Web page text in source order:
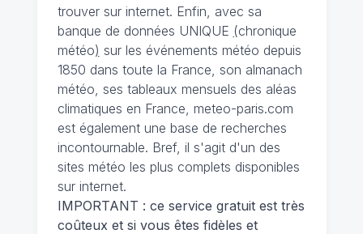
trouver sur internet. Enfin, avec sa
banque de données UNIQUE (chronique
météo) sur les événements météo depuis
1850 dans toute la France, son almanach
météo, ses tableaux mensuels des aléas
climatiques en France, meteo-paris.com
est également une base de recherches
incontournable. Bref, il s'agit d'un des
sites météo les plus complets disponibles
sur internet.
IMPORTANT : ce service gratuit est très
coûteux et si vous êtes fidèles et